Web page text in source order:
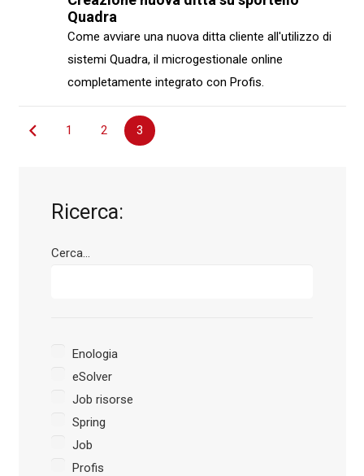
Quadra
Come avviare una nuova ditta cliente all'utilizzo di
sistemi Quadra, il microgestionale online
completamente integrato con Profis.
Navigazione
1 2 3
Ricerca:
Cerca...
Enologia
eSolver
Job risorse
Spring
Job
Profis